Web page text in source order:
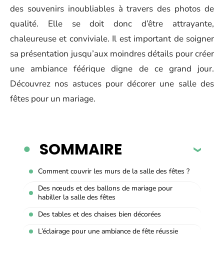
des souvenirs inoubliables à travers des photos de
qualité. Elle se doit donc d’être attrayante,
chaleureuse et conviviale. Il est important de soigner
sa présentation jusqu’aux moindres détails pour créer
une ambiance féérique digne de ce grand jour.
Découvrez nos astuces pour décorer une salle des
fêtes pour un mariage.
SOMMAIRE
Comment couvrir les murs de la salle des fêtes ?
Des nœuds et des ballons de mariage pour
habiller la salle des fêtes
Des tables et des chaises bien décorées
L’éclairage pour une ambiance de fête réussie